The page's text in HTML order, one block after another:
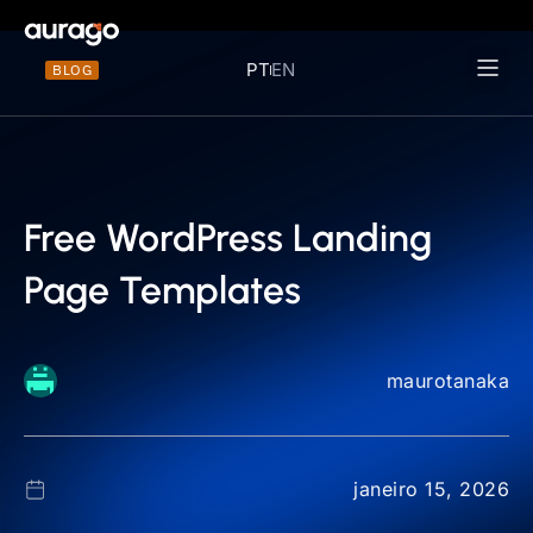
BLOG PTEN
Free WordPress Landing
Page Templates
maurotanaka
janeiro 15, 2026